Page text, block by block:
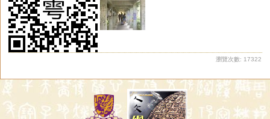
瀏覽次數: 17322